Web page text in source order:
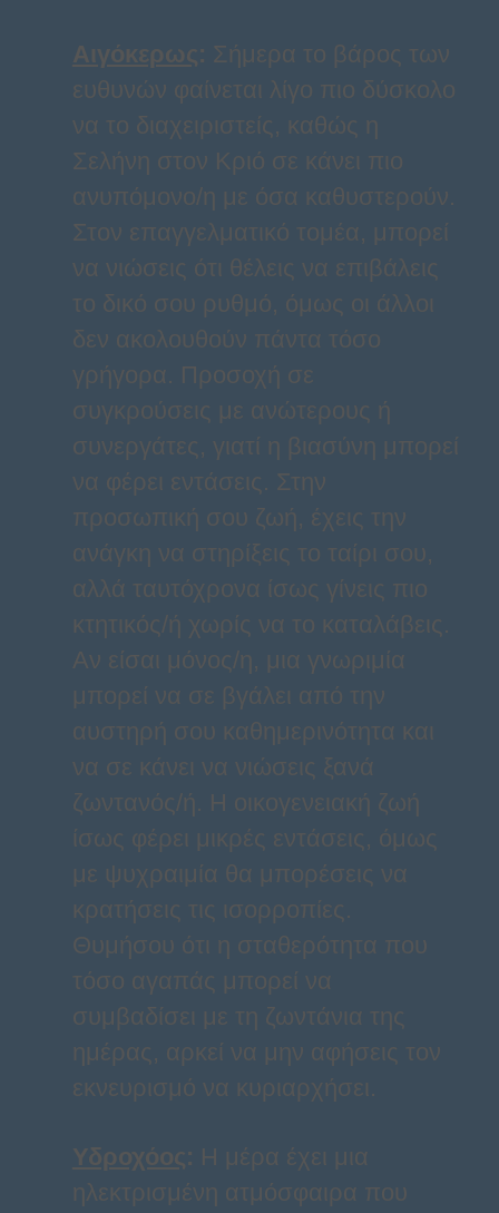
Αιγόκερως: Σήμερα το βάρος των
ευθυνών φαίνεται λίγο πιο δύσκολο
να το διαχειριστείς, καθώς η
Σελήνη στον Κριό σε κάνει πιο
ανυπόμονο/η με όσα καθυστερούν.
Στον επαγγελματικό τομέα, μπορεί
να νιώσεις ότι θέλεις να επιβάλεις
το δικό σου ρυθμό, όμως οι άλλοι
δεν ακολουθούν πάντα τόσο
γρήγορα. Προσοχή σε
συγκρούσεις με ανώτερους ή
συνεργάτες, γιατί η βιασύνη μπορεί
να φέρει εντάσεις. Στην
προσωπική σου ζωή, έχεις την
ανάγκη να στηρίξεις το ταίρι σου,
αλλά ταυτόχρονα ίσως γίνεις πιο
κτητικός/ή χωρίς να το καταλάβεις.
Αν είσαι μόνος/η, μια γνωριμία
μπορεί να σε βγάλει από την
αυστηρή σου καθημερινότητα και
να σε κάνει να νιώσεις ξανά
ζωντανός/ή. Η οικογενειακή ζωή
ίσως φέρει μικρές εντάσεις, όμως
με ψυχραιμία θα μπορέσεις να
κρατήσεις τις ισορροπίες.
Θυμήσου ότι η σταθερότητα που
τόσο αγαπάς μπορεί να
συμβαδίσει με τη ζωντάνια της
ημέρας, αρκεί να μην αφήσεις τον
εκνευρισμό να κυριαρχήσει.
Υδροχόος: Η μέρα έχει μια
ηλεκτρισμένη ατμόσφαιρα που